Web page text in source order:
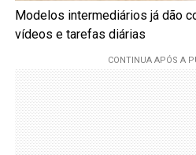
Modelos intermediários já dão
vídeos e tarefas diárias